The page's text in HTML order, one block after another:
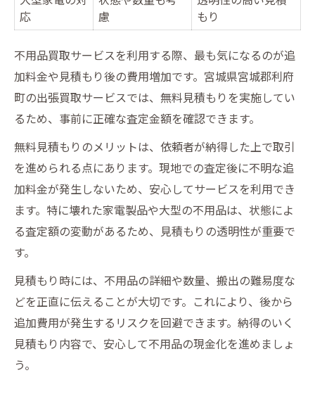
応
慮
もり
不用品買取サービスを利用する際、最も気になるのが追
加料金や見積もり後の費用増加です。宮城県宮城郡利府
町の出張買取サービスでは、無料見積もりを実施してい
るため、事前に正確な査定金額を確認できます。
無料見積もりのメリットは、依頼者が納得した上で取引
を進められる点にあります。現地での査定後に不明な追
加料金が発生しないため、安心してサービスを利用でき
ます。特に壊れた家電製品や大型の不用品は、状態によ
る査定額の変動があるため、見積もりの透明性が重要で
す。
見積もり時には、不用品の詳細や数量、搬出の難易度な
どを正直に伝えることが大切です。これにより、後から
追加費用が発生するリスクを回避できます。納得のいく
見積もり内容で、安心して不用品の現金化を進めましょ
う。